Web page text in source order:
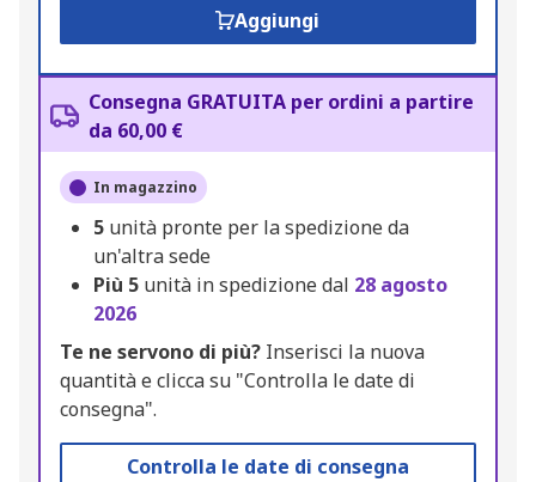
Aggiungi
Consegna GRATUITA per ordini a partire
da 60,00 €
In magazzino
5 unità pronte per la spedizione da
un'altra sede
Più 5 unità in spedizione dal 28 agosto
2026
Te ne servono di più? Inserisci la nuova
quantità e clicca su "Controlla le date di
consegna".
Controlla le date di consegna